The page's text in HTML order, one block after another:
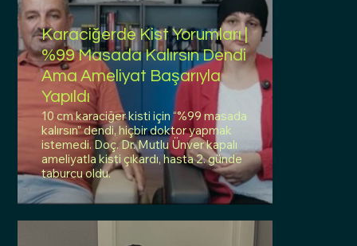
Karaciğerde Kist Yorumları |
%99 Masada Kalırsın Dendi
Ama Ameliyat Başarıyla
Yapıldı
10 cm karaciğer kisti için “%99 masada
kalırsın” dendi, hiçbir doktor yapmak
istemedi. Doç. Dr. Mutlu Ünver kapalı
ameliyatla kisti çıkardı, hasta 2. günde
taburcu oldu.